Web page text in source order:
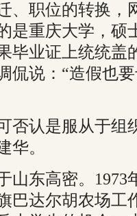
、职位的转换，
是重庆大学，硕
毕业证上统统盖
侃说：“造假也
否认是服从于组
华。
山东高密。
巴达尔胡农场工